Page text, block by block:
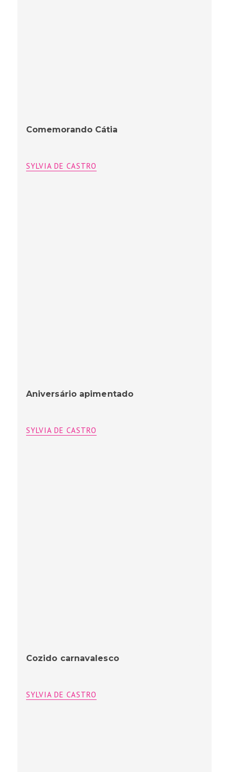
Comemorando Cátia
SYLVIA DE CASTRO
Aniversário apimentado
SYLVIA DE CASTRO
Cozido carnavalesco
SYLVIA DE CASTRO